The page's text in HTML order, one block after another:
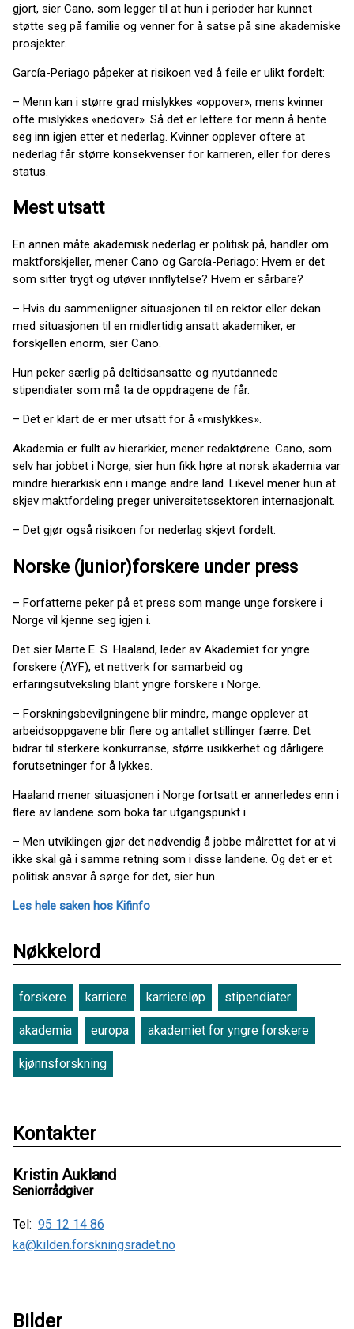
gjort, sier Cano, som legger til at hun i perioder har kunnet
støtte seg på familie og venner for å satse på sine akademiske
prosjekter.
García-Periago påpeker at risikoen ved å feile er ulikt fordelt:
– Menn kan i større grad mislykkes «oppover», mens kvinner
ofte mislykkes «nedover». Så det er lettere for menn å hente
seg inn igjen etter et nederlag. Kvinner opplever oftere at
nederlag får større konsekvenser for karrieren, eller for deres
status.
Mest utsatt
En annen måte akademisk nederlag er politisk på, handler om
maktforskjeller, mener Cano og García-Periago: Hvem er det
som sitter trygt og utøver innflytelse? Hvem er sårbare?
– Hvis du sammenligner situasjonen til en rektor eller dekan
med situasjonen til en midlertidig ansatt akademiker, er
forskjellen enorm, sier Cano.
Hun peker særlig på deltidsansatte og nyutdannede
stipendiater som må ta de oppdragene de får.
– Det er klart de er mer utsatt for å «mislykkes».
Akademia er fullt av hierarkier, mener redaktørene. Cano, som
selv har jobbet i Norge, sier hun fikk høre at norsk akademia var
mindre hierarkisk enn i mange andre land. Likevel mener hun at
skjev maktfordeling preger universitetssektoren internasjonalt.
– Det gjør også risikoen for nederlag skjevt fordelt.
Norske (junior)forskere under press
– Forfatterne peker på et press som mange unge forskere i
Norge vil kjenne seg igjen i.
Det sier Marte E. S. Haaland, leder av Akademiet for yngre
forskere (AYF), et nettverk for samarbeid og
erfaringsutveksling blant yngre forskere i Norge.
– Forskningsbevilgningene blir mindre, mange opplever at
arbeidsoppgavene blir flere og antallet stillinger færre. Det
bidrar til sterkere konkurranse, større usikkerhet og dårligere
forutsetninger for å lykkes.
Haaland mener situasjonen i Norge fortsatt er annerledes enn i
flere av landene som boka tar utgangspunkt i.
– Men utviklingen gjør det nødvendig å jobbe målrettet for at vi
ikke skal gå i samme retning som i disse landene. Og det er et
politisk ansvar å sørge for det, sier hun.
Les hele saken hos Kifinfo
Nøkkelord
forskere karriere karriereløp stipendiater
akademia europa akademiet for yngre forskere
kjønnsforskning
Kontakter
Kristin Aukland
Seniorrådgiver
Tel: 95 12 14 86
ka@kilden.forskningsradet.no
Bilder